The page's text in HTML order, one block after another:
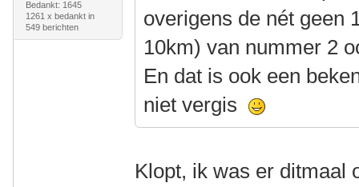
Bedankt: 1645
1261 x bedankt in
549 berichten
overigens de nét geen
10km) van nummer 2
En dat is ook een
niet vergis
Klopt, ik was er ditmaal